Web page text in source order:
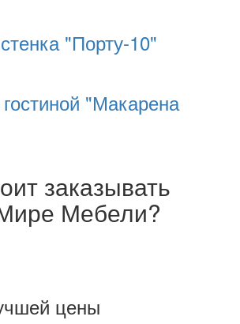
"Порту-10"
"Макарена
заказывать
Мебели?
цены